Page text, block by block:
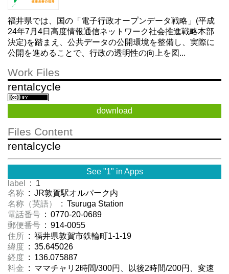
福井県では、国の「電子行政オープンデータ戦略」(平成
24年7月4日高度情報通信ネットワーク社会推進戦略本部
決定)を踏まえ、公共データの公開環境を整備し、実際に
公開を進めることで、行政の透明性の向上を図...
Work Files
rentalcycle
download
Files Content
rentalcycle
See "1" in Apps
label
: 1
名称 : JR敦賀駅オルパーク内
名称（英語）
: Tsuruga Station
電話番号 : 0770-20-0689
郵便番号 : 914-0055
住所 : 福井県敦賀市鉄輪町1-1-19
緯度 : 35.645026
経度 : 136.075887
料金 : ママチャリ2時間/300円、以後2時間/200円、変速